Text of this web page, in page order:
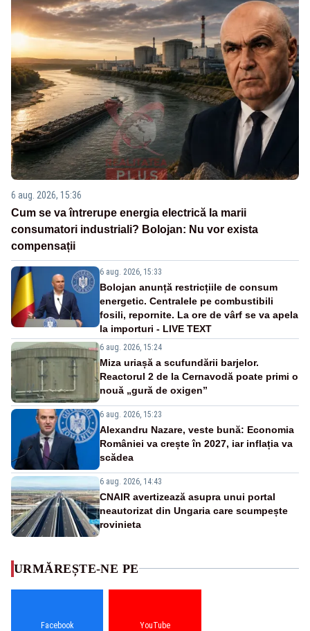
6 aug. 2026, 15:36
Cum se va întrerupe energia electrică la marii
consumatori industriali? Bolojan: Nu vor exista
compensații
6 aug. 2026, 15:33
Bolojan anunță restricțiile de consum
energetic. Centralele pe combustibili
fosili, repornite. La ore de vârf se va apela
la importuri - LIVE TEXT
6 aug. 2026, 15:24
Miza uriașă a scufundării barjelor.
Reactorul 2 de la Cernavodă poate primi o
nouă „gură de oxigen”
6 aug. 2026, 15:23
Alexandru Nazare, veste bună: Economia
României va crește în 2027, iar inflația va
scădea
6 aug. 2026, 14:43
CNAIR avertizează asupra unui portal
neautorizat din Ungaria care scumpește
rovinieta
URMĂREȘTE-NE PE
Facebook YouTube